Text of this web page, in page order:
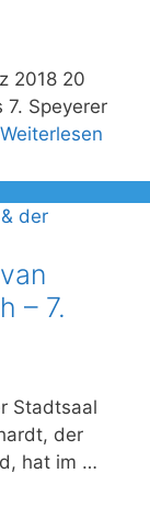
2018 20
7. Speyerer
Weiterlesen
– 7.
Stadtsaal
der
hat im …